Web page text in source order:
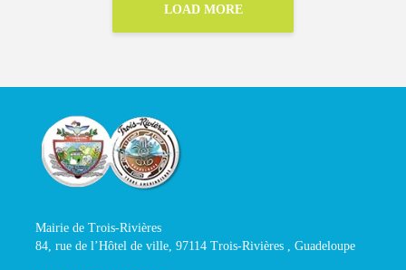
LOAD MORE
Mairie de Trois-Rivières
84, rue de l’Hôtel de ville, 97114 Trois-Rivières , Guadeloupe